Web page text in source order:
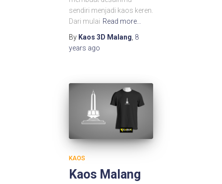
sendiri menjadi kaos keren.
Dari mulai Read more…
By Kaos 3D Malang 8
years ago
KAOS
Kaos Malang